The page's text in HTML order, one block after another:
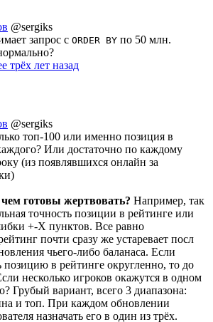
@sergiks
запрос с ORDER BY по 50 млн.
трёх лет назад
@sergiks
топ-100 или именно позиция в
Или достаточно по каждому
(из появлявшихся онлайн за
чем готовы жертвовать? Например, так
точность позиции в рейтинге или
+-X пунктов. Все равно
почти сразу же устаревает посл
чьего-либо баланаса. Если
позицию в рейтинге округленно, то до
несколько игроков окажутся в одном
Грубый вариант, всего 3 диапазона:
и топ. При каждом обновлении
назначать его в один из трёх.